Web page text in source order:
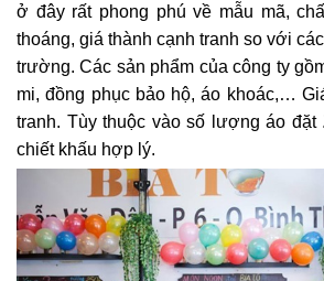
ở đây rất phong phú về mẫu mã,
thoáng, giá thành cạnh tranh so với
trường.Các sản phẩm của công ty
mi, đồng phục bảo hộ, áo khoác,…
tranh. Tùy thuộc vào số lượng áo đặt
chiết khấu hợp lý.